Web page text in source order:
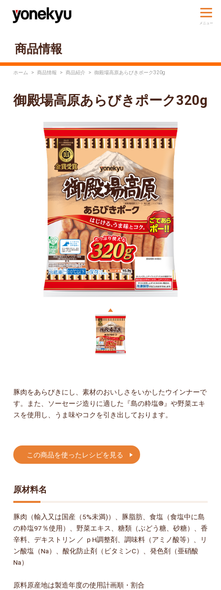
商品情報
ホーム > 商品情報 > 商品紹介 > 御殿場高原あらびきポーク320g
御殿場高原あらびきポーク320g
豚肉をあらびきにし、素材のおいしさをいかしたウインナーで
す。また、ソーセージ造りに適した『島の粋塩®』や野菜エキ
スを使用し、うま味やコクを引き出しております。
この商品を使ったレシピを見る
原材料名
豚肉（輸入又は国産（5%未満)）、豚脂肪、食塩（食塩中に島
の粋塩97％使用）、野菜エキス、糖類（ぶどう糖、砂糖）、香
辛料、デキストリン ／ ｐH調整剤、調味料（アミノ酸等）、リ
ン酸塩（Na）、酸化防止剤（ビタミンC）、発色剤（亜硝酸
Na）
原料原産地は製造年度の使用計画順・割合